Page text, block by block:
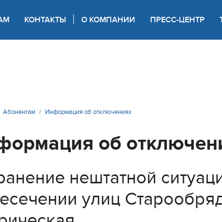
слабовидящих
КОНТАКТЫ О КОМПАНИИ ПРЕСС-ЦЕНТР
Абонентам Информация об отключениях
об
нештатной
улиц